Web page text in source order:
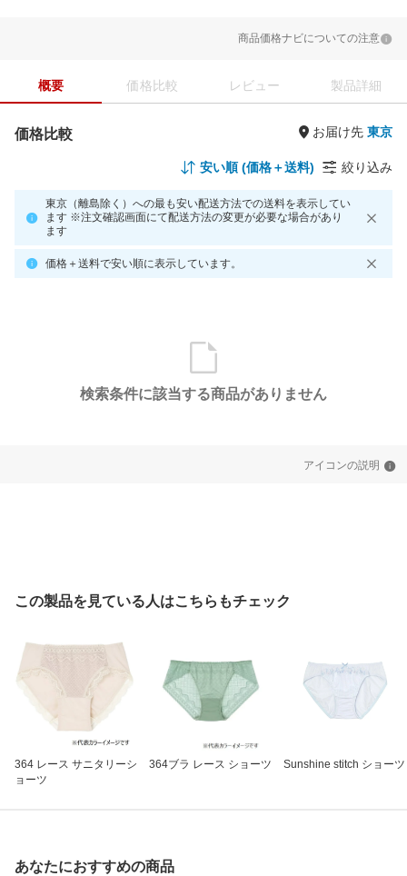
商品価格ナビについての注意
概要 価格比較 レビュー 製品詳細
価格比較 お届け先
安い順 (価格＋送料) 絞り込み
東京（離島除く）への最も安い配送方法での送料を表示してい
ます ※注文確認画面にて配送方法の変更が必要な場合があり
ます
価格＋送料で安い順に表示しています。
検索条件に該当する商品がありません
アイコンの説明
この製品を見ている人はこちらもチェック
364 レース サニタリーシ
ョーツ
364ブラ レース ショーツ Sunshine stitch ショーツ
あなたにおすすめの商品